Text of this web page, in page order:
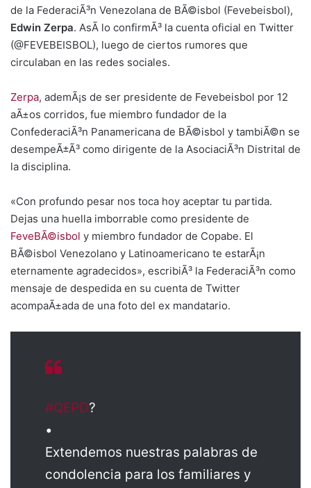
de la FederaciÃ³n Venezolana de BÃ©isbol (Fevebeisbol),
Edwin Zerpa. AsÃ­ lo confirmÃ³ la cuenta oficial en Twitter
(@FEVEBEISBOL), luego de ciertos rumores que
circulaban en las redes sociales.
Zerpa, ademÃ¡s de ser presidente de Fevebeisbol por 12
aÃ±os corridos, fue miembro fundador de la
ConfederaciÃ³n Panamericana de BÃ©isbol y tambiÃ©n se
desempeÃ±Ã³ como dirigente de la AsociaciÃ³n Distrital de
la disciplina.
«Con profundo pesar nos toca hoy aceptar tu partida.
Dejas una huella imborrable como presidente de
FeveBÃ©isbol y miembro fundador de Copabe. El
BÃ©isbol Venezolano y Latinoamericano te estarÃ¡n
eternamente agradecidos», escribiÃ³ la FederaciÃ³n como
mensaje de despedida en su cuenta de Twitter
acompaÃ±ada de una foto del ex mandatario.
#QEPD?
•
Extendemos nuestras palabras de
condolencia para los familiares y